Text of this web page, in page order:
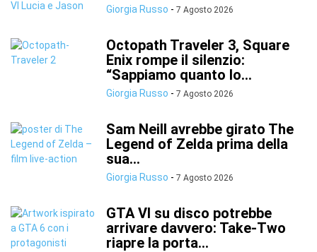
Giorgia Russo - 7 Agosto 2026
Octopath Traveler 3, Square
Enix rompe il silenzio:
“Sappiamo quanto lo...
Giorgia Russo - 7 Agosto 2026
Sam Neill avrebbe girato The
Legend of Zelda prima della
sua...
Giorgia Russo - 7 Agosto 2026
GTA VI su disco potrebbe
arrivare davvero: Take-Two
riapre la porta...